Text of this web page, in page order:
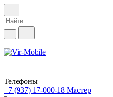
Телефоны
+7 (937) 17-000-18 Мастер